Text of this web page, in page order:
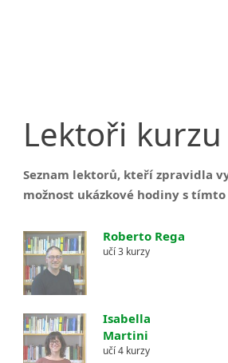
Lektoři kurzu
Seznam lektorů, kteří zpravidla
možnost ukázkové hodiny s
Roberto Rega
učí 3 kurzy
Isabella
Martini
učí 4 kurzy